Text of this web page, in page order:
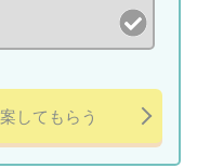
してもらう